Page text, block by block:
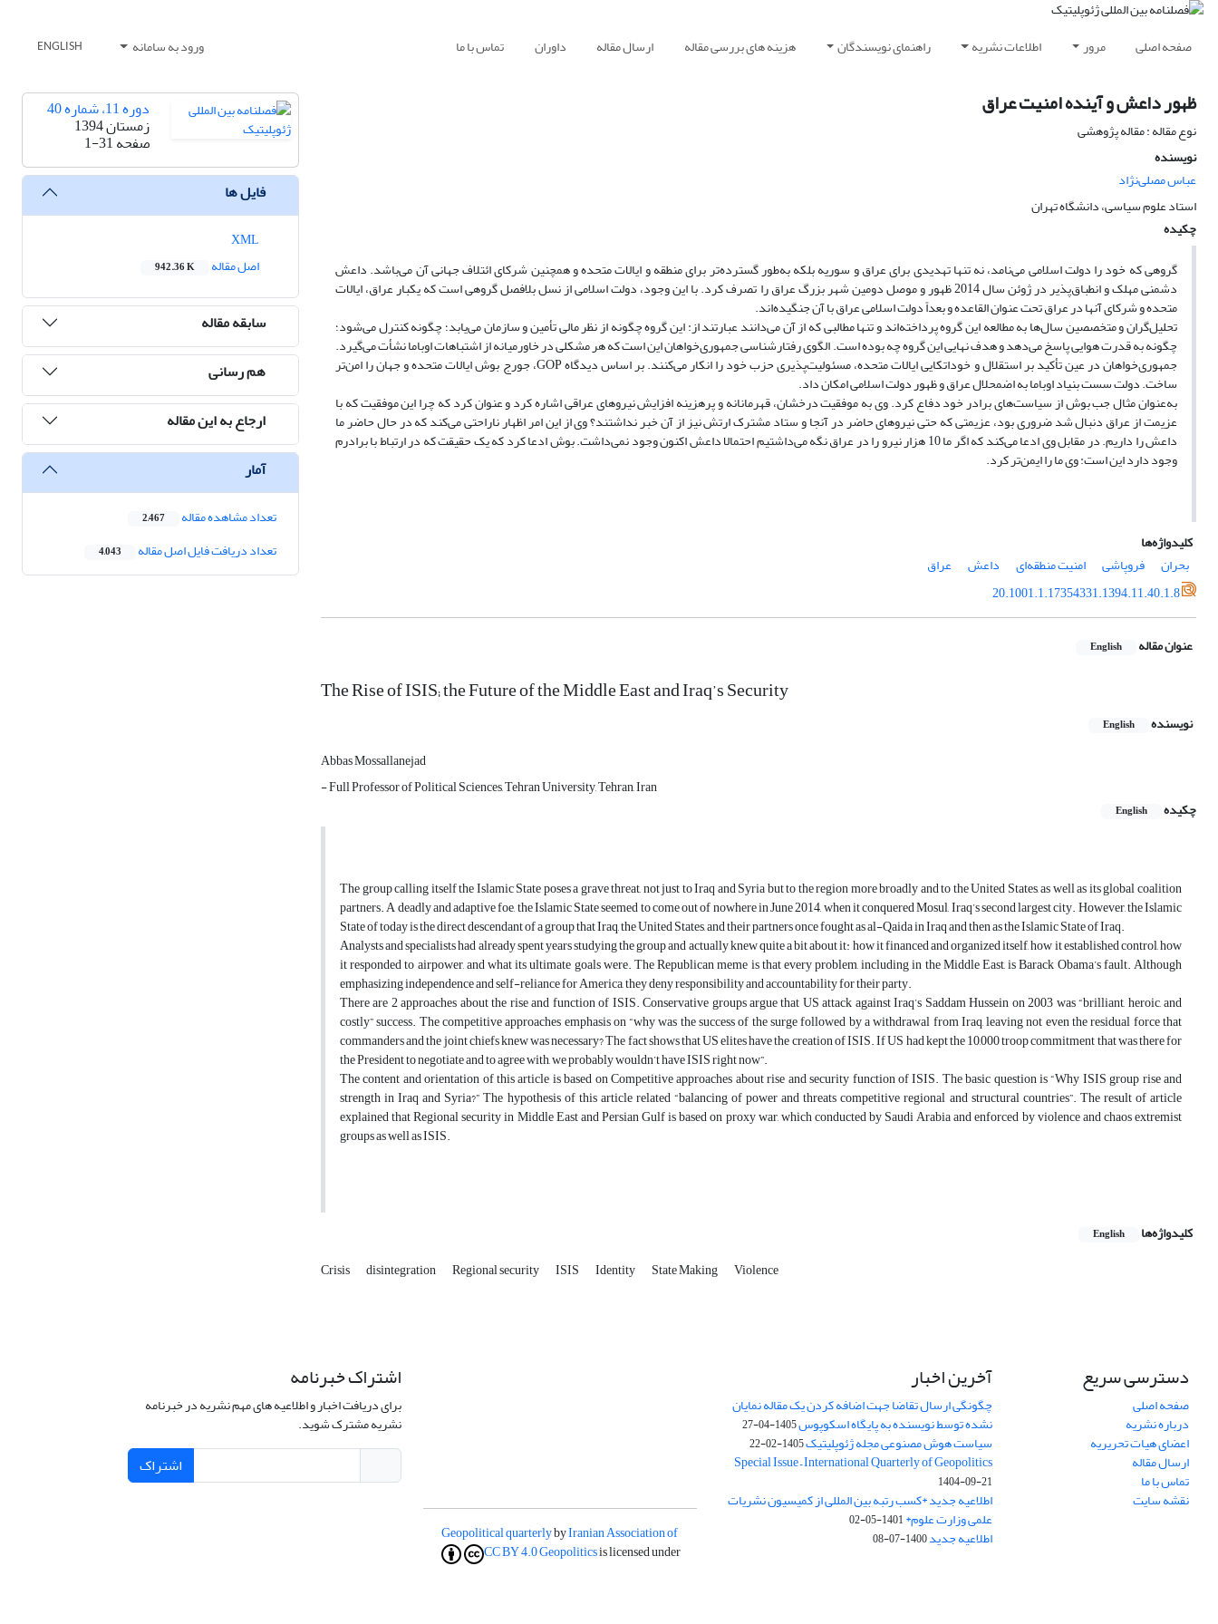
صفحه اصلی مرور اطلاعات نشریه راهنمای نویسندگان هزینه های بررسی مقاله ارسال مقاله داوران تماس با ما ورود به سامانه ENGLISH
ظهور داعش و آینده امنیت عراق
نوع مقاله : مقاله پژوهشی
نویسنده
عباس مصلی‌نژاد
استاد علوم سیاسی، دانشگاه تهران
چکیده
گروهی که خود را دولت اسلامی می‌نامد، نه تنها تهدیدی برای عراق و سوریه بلکه به‌‌طور گسترده‌تر برای منطقه و ایالات متحده و همچنین شرکای ائتلاف جهانی آن می‌باشد. داعش
دشمنی مهلک و انطباق‌پذیر در ژوئن سال 2014 ظهور و موصل دومین شهر بزرگ عراق را تصرف کرد. با این وجود، دولت اسلامی از نسل بلافصل گروهی است که یکبار عراق، ایالات
متحده و شرکای آنها در عراق تحت عنوان القاعده و بعداً دولت اسلامی عراق با آن جنگیده‌اند.
تحلیل‌گران و متخصصین سال‌ها به مطالعه این گروه پرداخته‌اند و تنها مطالبی که از آن می‌دانند عبارتند از: این گروه چگونه از نظر مالی تأمین و سازمان می‌یابد؛ چگونه کنترل می‌شود؛
چگونه به قدرت هوایی پاسخ می‌دهد و هدف نهایی این گروه چه بوده است. الگوی رفتارشناسی جمهوری‌خواهان این است که هر مشکلی در خاورمیانه از اشتباهات اوباما نشأت می‌گیرد.
جمهوری‌خواهان در عین تأکید بر استقلال و خوداتکایی ایالات متحده، مسئولیت‌پذیری حزب خود را انکار می‌کنند. بر اساس دیدگاه GOP، جورج بوش ایالات متحده و جهان را امن‌تر
ساخت. دولت سست بنیاد اوباما به اضمحلال عراق و ظهور دولت اسلامی امکان داد.
به‌عنوان مثال جب بوش از سیاست‌های برادر خود دفاع کرد. وی به موفقیت درخشان، قهرمانانه و پرهزینه افزایش نیروهای عراقی اشاره کرد و عنوان کرد که چرا این موفقیت که با
عزیمت از عراق دنبال شد ضروری بود، عزیمتی که حتی نیروهای حاضر در آنجا و ستاد مشترک ارتش نیز از آن خبر نداشتند؟ وی از این امر اظهار ناراحتی می‌کند که در حال حاضر ما
داعش را داریم. در مقابل وی ادعا می‌کند که اگر ما 10 هزار نیرو را در عراق نگه می‌داشتیم احتمالا داعش اکنون وجود نمی‌داشت. بوش ادعا کرد که یک حقیقت که در ارتباط با برادرم
وجود دارد این است: وی ما را ایمن‌تر کرد.
کلیدواژه‌ها
بحران
فروپاشی امنیت منطقه‌ای داعش
عراق
20.1001.1.17354331.1394.11.40.1.8
عنوان مقاله English
The Rise of ISIS; the Future of the Middle East and Iraq’s Security
نویسنده English
Abbas Mossallanejad
- Full Professor of Political Sciences, Tehran University, Tehran, Iran
چکیده
English
The group calling itself the Islamic State poses a grave threat, not just to Iraq and Syria but to the region more broadly and to the United States, as well as its global coalition
partners. A deadly and adaptive foe, the Islamic State seemed to come out of nowhere in June 2014, when it conquered Mosul, Iraq’s second largest city. However, the Islamic
State of today is the direct descendant of a group that Iraq, the United States, and their partners once fought as al-Qaida in Iraq and then as the Islamic State of Iraq.
Analysts and specialists had already spent years studying the group and actually knew quite a bit about it: how it financed and organized itself, how it established control, how
it responded to airpower, and what its ultimate goals were. The Republican meme is that every problem, including in the Middle East, is Barack Obama’s fault. Although
emphasizing independence and self-reliance for America, they deny responsibility and accountability for their party.
There are 2 approaches about the rise and function of ISIS. Conservative groups argue that US attack against Iraq’s Saddam Hussein on 2003 was “brilliant, heroic, and
costly” success. The competitive approaches emphasis on “why was the success of the surge followed by a withdrawal from Iraq, leaving not even the residual force that
commanders and the joint chiefs knew was necessary? The fact shows that US elites have the creation of ISIS. If US had kept the 10,000 troop commitment that was there for
the President to negotiate and to agree with, we probably wouldn’t have ISIS right now”.
The content and orientation of this article is based on Competitive approaches about rise and security function of ISIS. The basic question is “Why ISIS group rise and
strength in Iraq and Syria?” The hypothesis of this article related “balancing of power and threats competitive regional and structural countries”. The result of article
explained that Regional security in Middle East and Persian Gulf is based on proxy war, which conducted by Saudi Arabia and enforced by violence and chaos extremist
groups as well as ISIS.
کلیدواژه‌ها English
Crisis disintegration Regional security ISIS Identity State Making Violence
دوره 11، شماره 40
زمستان 1394
صفحه1-31
فایل ها
اصل مقاله
942.36 K
سابقه مقاله
هم رسانی
ارجاع به این مقاله
آمار
تعداد مشاهده مقاله 2,467
تعداد دریافت فایل اصل مقاله 4,043
دسترسی سریع
صفحه اصلی
درباره نشریه
اعضای هیات تحریریه
ارسال مقاله
تماس با ما
نقشه سایت
آخرین اخبار
چگونگی ارسال تقاضا جهت اضافه کردن یک مقاله نمایان
نشده توسط نویسنده به پایگاه اسکوپوس1405-04-27
سیاست هوش مصنوعی مجله ژئوپلیتیک1405-02-22
Special Issue – International Quarterly of Geopolitics
1404-09-21
اطلاعیه جدید *کسب رتبه بین المللی از کمیسیون نشریات
علمی وزارت علوم*1401-05-02
اطلاعیه جدید1400-07-08
Geopolitical quarterlybyIranian Association of
Geopoliticsis licensed under
CC BY 4.0
اشتراک خبرنامه
برای دریافت اخبار و اطلاعیه های مهم نشریه در خبرنامه
نشریه مشترک شوید.
اشتراک